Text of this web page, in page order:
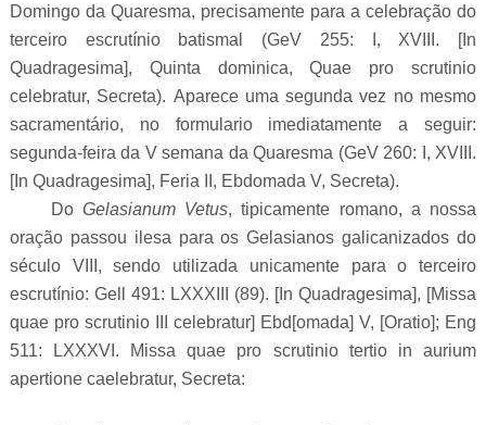
Domingo da Quaresma, precisamente para a celebração do
terceiro escrutínio batismal (GeV 255: I, XVIII.
[In
Quadragesima], Quinta dominica, Quae pro scrutinio
celebratur, Secreta). Aparece uma segunda vez no mesmo
sacramentário, no formulario imediatamente a seguir:
segunda-feira da V semana da Quaresma (GeV 260: I, XVIII.
[In Quadragesima], Feria II, Ebdomada V, Secreta).
Do Gelasianum Vetus, tipicamente romano, a nossa
oração passou ilesa para os Gelasianos galicanizados do
século VIII, sendo utilizada unicamente para o terceiro
escrutínio: Gell 491: LXXXIII (89). [In Quadragesima], [Missa
quae pro scrutinio III celebratur] Ebd[omada] V, [Oratio]; Eng
511: LXXXVI. Missa quae pro scrutinio tertio in aurium
apertione caelebratur, Secreta: